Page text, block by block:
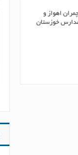
اهواز و
خوزستان